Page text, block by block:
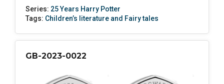
Series: 25 Years Harry Potter
Tags: Children’s literature and Fairy tales
GB-2023-0022